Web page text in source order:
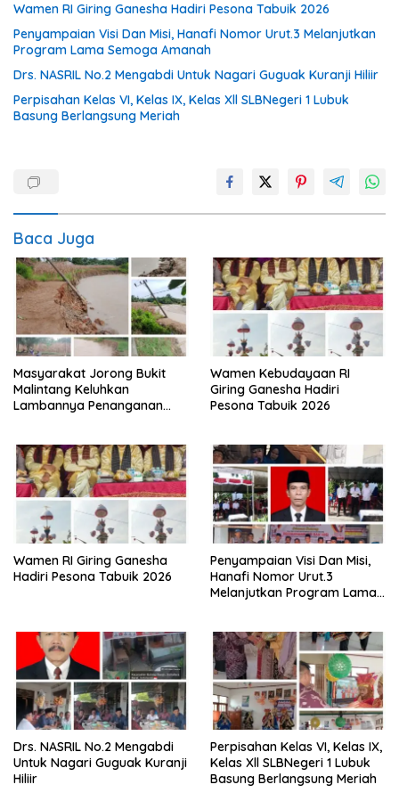
Wamen RI Giring Ganesha Hadiri Pesona Tabuik 2026
Penyampaian Visi Dan Misi, Hanafi Nomor Urut.3 Melanjutkan
Program Lama Semoga Amanah
Drs. NASRIL No.2 Mengabdi Untuk Nagari Guguak Kuranji Hiliir
Perpisahan Kelas VI, Kelas IX, Kelas Xll SLBNegeri 1 Lubuk
Basung Berlangsung Meriah
Baca Juga
Masyarakat Jorong Bukit
Malintang Keluhkan
Lambannya Penanganan
Wamen Kebudayaan RI
Giring Ganesha Hadiri
Pesona Tabuik 2026
Wamen RI Giring Ganesha
Hadiri Pesona Tabuik 2026
Penyampaian Visi Dan Misi,
Hanafi Nomor Urut.3
Melanjutkan Program Lama
Drs. NASRIL No.2 Mengabdi
Untuk Nagari Guguak Kuranji
Hiliir
Perpisahan Kelas VI, Kelas IX,
Kelas Xll SLBNegeri 1 Lubuk
Basung Berlangsung Meriah